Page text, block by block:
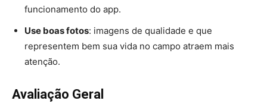
funcionamento do app.
Use boas fotos: imagens de qualidade e que
representem bem sua vida no campo atraem mais
atenção.
Avaliação Geral